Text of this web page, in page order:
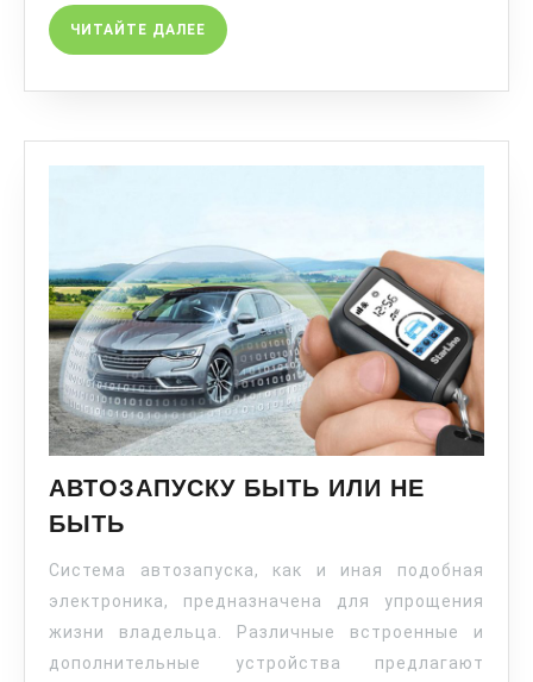
ЧИТАЙТЕ ДАЛЕЕ
АВТОЗАПУСКУ БЫТЬ ИЛИ НЕ
БЫТЬ
Система автозапуска, как и иная подобная
электроника, предназначена для упрощения
жизни владельца. Различные встроенные и
дополнительные устройства предлагают